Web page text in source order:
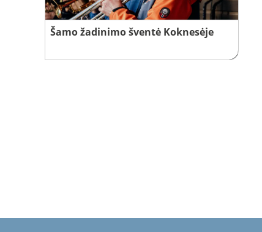
Šamo žadinimo šventė Koknesėje